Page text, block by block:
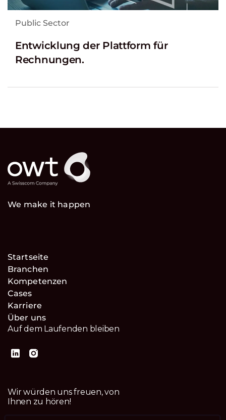
Public Sector
Entwicklung der Plattform für
Rechnungen.
We make it happen
Startseite
Branchen
Kompetenzen
Cases
Karriere
Über uns
Auf dem Laufenden bleiben
Wir würden uns freuen, von
Ihnen zu hören!